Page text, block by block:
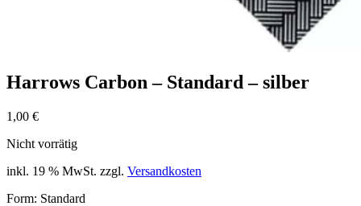
Harrows Carbon – Standard – silber
1,00 €
Nicht vorrätig
inkl. 19 % MwSt. zzgl. Versandkosten
Form: Standard